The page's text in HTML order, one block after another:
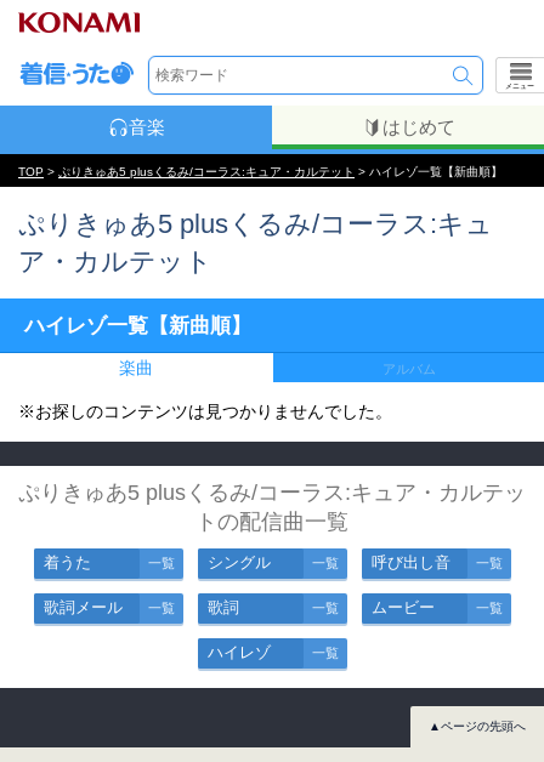
メニュー
音楽 はじめて
TOP > ぷりきゅあ5 plusくるみ/コーラス:キュア・カルテット > ハイレゾ一覧【新曲順】
ぷりきゅあ5 plusくるみ/コーラス:キュ
ア・カルテット
ハイレゾ一覧【新曲順】
楽曲 アルバム
※お探しのコンテンツは見つかりませんでした。
ぷりきゅあ5 plusくるみ/コーラス:キュア・カルテッ
トの配信曲一覧
着うた 一覧 シングル 一覧 呼び出し音 一覧
歌詞メール 一覧 歌詞 一覧 ムービー 一覧
ハイレゾ 一覧
▲ページの先頭へ